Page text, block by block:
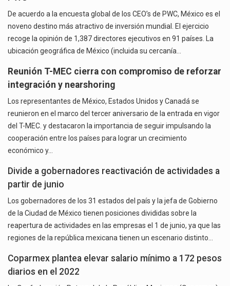
De acuerdo a la encuesta global de los CEO’s de PWC, México es el
noveno destino más atractivo de inversión mundial. El ejercicio
recoge la opinión de 1,387 directores ejecutivos en 91 países. La
ubicación geográfica de México (incluida su cercanía…
Reunión T-MEC cierra con compromiso de reforzar
integración y nearshoring
Los representantes de México, Estados Unidos y Canadá se
reunieron en el marco del tercer aniversario de la entrada en vigor
del T-MEC. y destacaron la importancia de seguir impulsando la
cooperación entre los países para lograr un crecimiento
económico y…
Divide a gobernadores reactivación de actividades a
partir de junio
Los gobernadores de los 31 estados del país y la jefa de Gobierno
de la Ciudad de México tienen posiciones divididas sobre la
reapertura de actividades en las empresas el 1 de junio, ya que las
regiones de la república mexicana tienen un escenario distinto…
Coparmex plantea elevar salario mínimo a 172 pesos
diarios en el 2022